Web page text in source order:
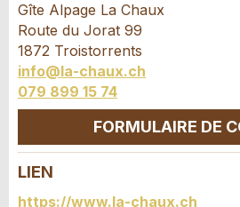
Pour des raisons d'assurance
de l'e-mail est transmise à
ECRIRE UN MESSAGE
Gîte Alpage La Chaux
Route du Jorat 99
1872 Troistorrents
info@la-chaux.ch
079 899 15 74
FORMULAIRE DE
Contact
LIEN
https://www.la-chaux.ch